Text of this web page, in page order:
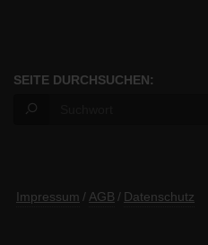
SEITE DURCHSUCHEN:
Impressum / AGB / Datenschutz